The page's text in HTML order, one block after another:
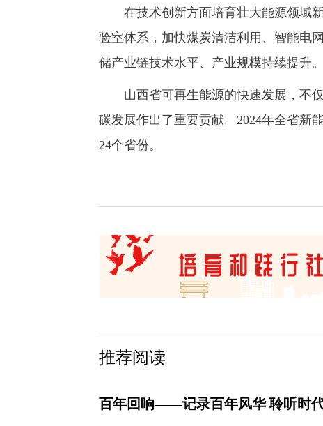
在技术创新方面培育壮大能源领域新
验室体系，加快煤炭清洁利用、智能电
储产业链技术水平、产业规模持续提升。
山西省可再生能源的快速发展，不仅
碳发展作出了重要贡献。2024年全省新
24个省份。
推荐阅读
百年回响——记录百年风华 聆听时